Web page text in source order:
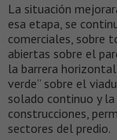
La situación
esa etapa, se
comerciales, sobre
abiertas sobre el
la barrera
verde” sobre el
solado continuo y la
construcciones,
sectores del predio.